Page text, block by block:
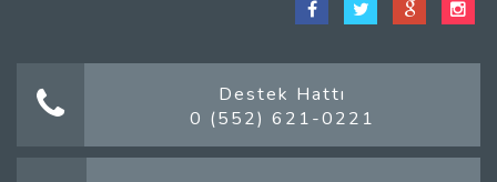
Güvenlik
Gizlilik Sözleşmesi
Firma Rehberi Nedir?
Destek Hattı
0 (552) 621-0221